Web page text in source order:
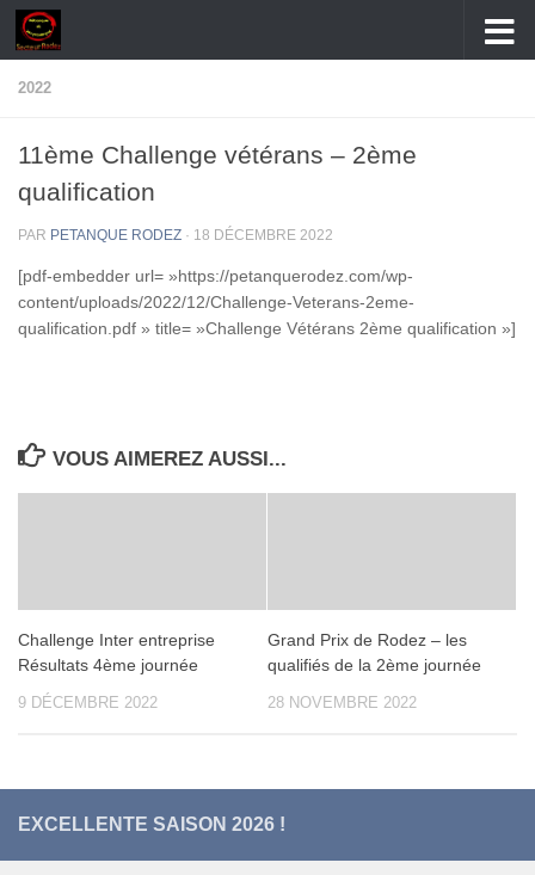
Skip to content
2022
11ème Challenge vétérans – 2ème
qualification
PAR PETANQUE RODEZ · 18 DÉCEMBRE 2022
[pdf-embedder url= »https://petanquerodez.com/wp-
content/uploads/2022/12/Challenge-Veterans-2eme-
qualification.pdf » title= »Challenge Vétérans 2ème qualification »]
VOUS AIMEREZ AUSSI...
Challenge Inter entreprise
Résultats 4ème journée
9 DÉCEMBRE 2022
Grand Prix de Rodez – les
qualifiés de la 2ème journée
28 NOVEMBRE 2022
EXCELLENTE SAISON 2026 !